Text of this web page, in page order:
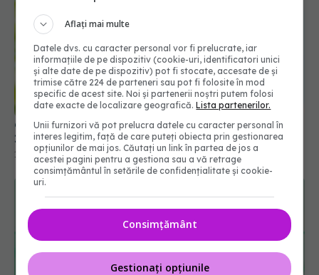
6 din 10 femei vor suferi de boli de inimă până în
2050
14 mar 2026, 19:30
Aflați mai multe
Datele dvs. cu caracter personal vor fi prelucrate, iar
informațiile de pe dispozitiv (cookie-uri, identificatori unici
și alte date de pe dispozitiv) pot fi stocate, accesate de și
trimise către 224 de parteneri sau pot fi folosite în mod
specific de acest site. Noi și partenerii noștri putem folosi
date exacte de localizare geografică.Lista partenerilor.
Unii furnizori vă pot prelucra datele cu caracter personal în
interes legitim, față de care puteți obiecta prin gestionarea
opțiunilor de mai jos. Căutați un link în partea de jos a
acestei pagini pentru a gestiona sau a vă retrage
consimțământul în setările de confidențialitate și cookie-
uri.
Consimțământ
Gestionați opțiunile